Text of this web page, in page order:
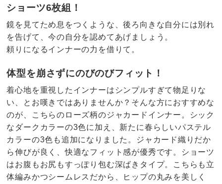
ショーツ6枚組！
鏡を見てため息をつくような、後ろ向きな自分には別れ
を告げて、今の自分を認めてあげましょう。
頼りになるインナーの力を借りて。
体型を崩さずにのびのびフィット！
着心地を重視したインナーはシンプルすぎて物足りな
い、とお嘆きではありませんか？そんな方におすすめな
のが、こちらのローズ柄のジャカードインナー。シック
なダークカラーの3色に加え、新たに春らしいパステル
カラーの3色も追加になりました。ジャカード織りだか
ら伸びが良く、快適なフィット感が優秀です。ショーツ
はお腹もお尻もすっぽり包む深ばきタイプ。こちらも立
体編みかつシームレスだから、ヒップの丸みを美しく